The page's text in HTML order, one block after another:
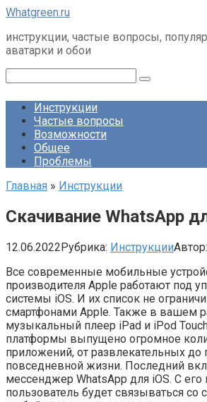
Перейти
контенту
Whatgreen.ru
инструкции, частые вопросы,
аватарки и обои
Инструкции
Частые вопросы
Возможности
Общее
Проблемы
Главная » Инструкции
Скачивание WhatsApp
12.06.2022Рубрика: ИнструкцииАвтор:
Все современные мобильные
производителя Apple работают под
системы iOS. И их список не
смартфонами Apple. Также в вашем
музыкальный плеер iPad и iPod
платформы выпущено огромное
приложений, от развлекательных до
повседневной жизни. Последний
мессенджер WhatsApp для iOS. С
пользователь будет связываться